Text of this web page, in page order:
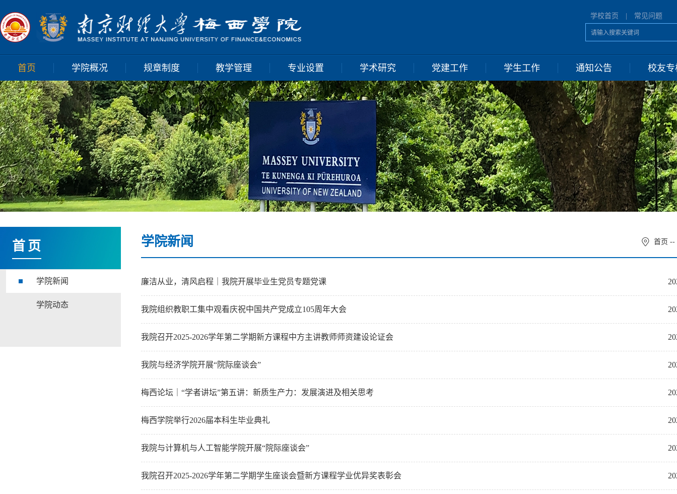
学校首页 常见问题
首页 学院概况 规章制度 教学管理 专业设置 学术研究 党建工作 学生工作 通知公告 校友专
首页
学院新闻
学院动态
学院新闻 首页 --
廉洁从业，清风启程｜我院开展毕业生党员专题党课
我院组织教职工集中观看庆祝中国共产党成立105周年大会
我院召开2025-2026学年第二学期新方课程中方主讲教师师资建设论证会
我院与经济学院开展“院际座谈会”
梅西论坛｜“学者讲坛”第五讲：新质生产力：发展演进及相关思考
梅西学院举行2026届本科生毕业典礼
我院与计算机与人工智能学院开展“院际座谈会”
我院召开2025-2026学年第二学期学生座谈会暨新方课程学业优异奖表彰会